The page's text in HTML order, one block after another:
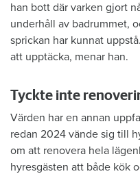
han bott där varken gjort
underhåll av badrummet,
sprickan har kunnat
att upptäcka, menar han.
Tyckte inte
Värden har en annan
redan 2024 vände sig till
om att renovera hela
hyresgästen att både kök